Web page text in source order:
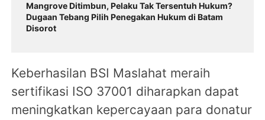
Mangrove Ditimbun, Pelaku Tak Tersentuh Hukum?
Dugaan Tebang Pilih Penegakan Hukum di Batam
Disorot
Keberhasilan BSI Maslahat meraih
sertifikasi ISO 37001 diharapkan dapat
meningkatkan kepercayaan para donatur